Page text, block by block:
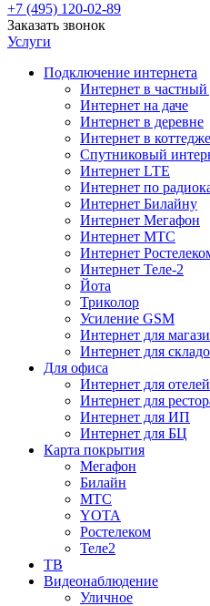
+7 (495) 120-02-89
Заказать звонок
Услуги
Подключение интернета
Интернет в
Интернет на даче
Интернет в деревне
Интернет в коттедже
Спутниковый
Интернет LTE
Интернет по
Интернет Билайну
Интернет Мегафон
Интернет МТС
Интернет
Интернет Теле-2
Йота
Триколор
Усиление GSM
Интернет для
Интернет для
Для офиса
Интернет для
Интернет для
Интернет для ИП
Интернет для БЦ
Карта покрытия
Мегафон
Билайн
МТС
YOTA
Ростелеком
Теле2
ТВ
Видеонаблюдение
Уличное